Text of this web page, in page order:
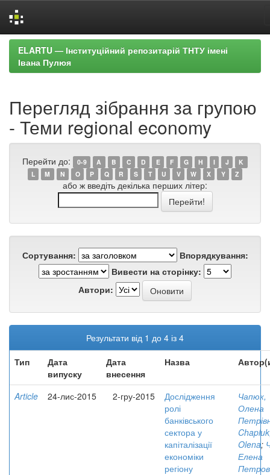
Skip
navigation
ELARTU — Інституційний репозитарій ТНТУ імені
Івана Пулюя
Перегляд зібрання за групою
- Теми regional economy
Перейти до: 0-9 A B C D E F G H I J
K
L
M N O P Q R S T U V W X Y Z
або ж введіть декілька перших літер:
Сортування:
Впорядкування:
Вивести на сторінку:
Автори:
Результати від 1 до 4 із 4
Тип
Дата
випуску
Дата
внесення
Назва
Article 24-лис-2015 2-гру-2015
Дослідження
ролі
банківського
сектора у
капіталізації
економіки
регіону
Чапюк,
Олена
Olena;
Елена